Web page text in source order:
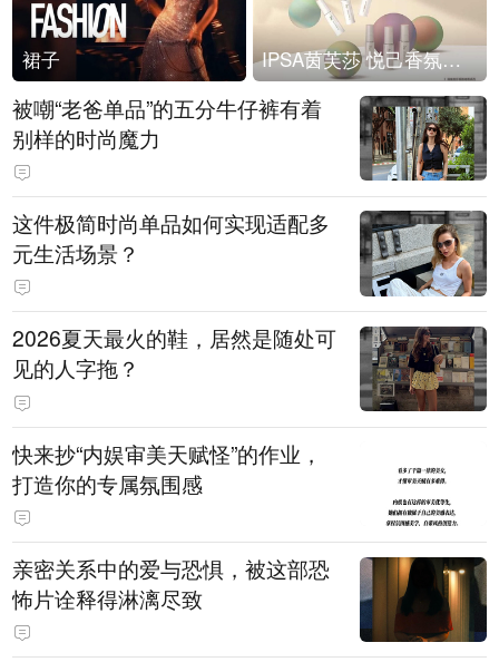
裙子 IPSA茵芙莎 悦己香氛凝露上市
被嘲“老爸单品”的五分牛仔裤有着
别样的时尚魔力
这件极简时尚单品如何实现适配多
元生活场景？
2026夏天最火的鞋，居然是随处可
见的人字拖？
快来抄“内娱审美天赋怪”的作业，
打造你的专属氛围感
亲密关系中的爱与恐惧，被这部恐
怖片诠释得淋漓尽致